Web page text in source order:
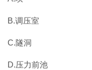
B.调压室
C.隧洞
D.压力前池